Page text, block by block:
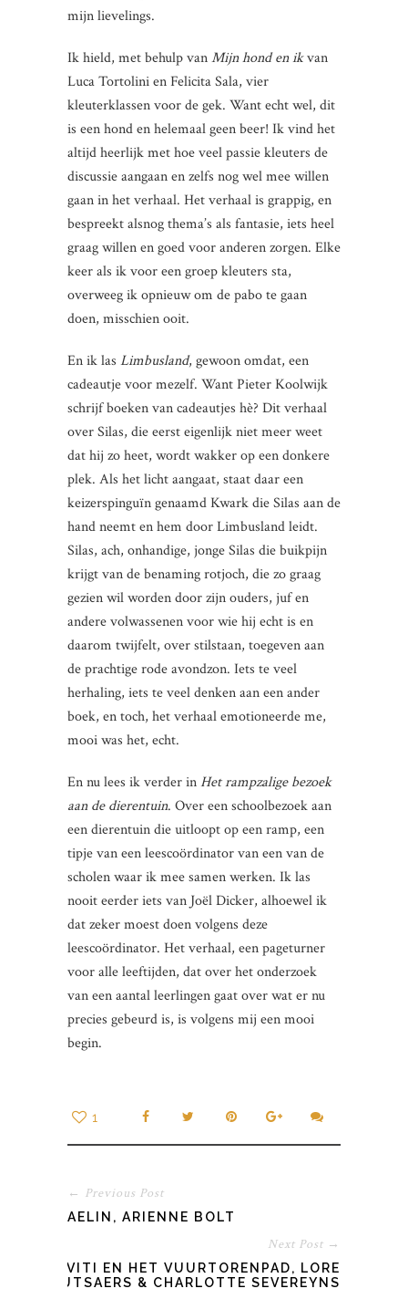
mijn lievelings.
Ik hield, met behulp vanMijn hond en ikvan
Luca Tortolini en Felicita Sala, vier
kleuterklassen voor de gek. Want echt wel, dit
is een hond en helemaal geen beer! Ik vind het
altijd heerlijk met hoe veel passie kleuters de
discussie aangaan en zelfs nog wel mee willen
gaan in het verhaal. Het verhaal is grappig, en
bespreekt alsnog thema’s als fantasie, iets heel
graag willen en goed voor anderen zorgen. Elke
keer als ik voor een groep kleuters sta,
overweeg ik opnieuw om de pabo te gaan
doen, misschien ooit.
En ik las Limbusland, gewoon omdat, een
cadeautje voor mezelf. Want Pieter Koolwijk
schrijf boeken van cadeautjes hè? Dit verhaal
over Silas, die eerst eigenlijk niet meer weet
dat hij zo heet, wordt wakker op een donkere
plek. Als het licht aangaat, staat daar een
keizerspinguïn genaamd Kwark die Silas aan de
hand neemt en hem door Limbusland leidt.
Silas, ach, onhandige, jonge Silas die buikpijn
krijgt van de benaming rotjoch, die zo graag
gezien wil worden door zijn ouders, juf en
andere volwassenen voor wie hij echt is en
daarom twijfelt, over stilstaan, toegeven aan
de prachtige rode avondzon. Iets te veel
herhaling, iets te veel denken aan een ander
boek, en toch, het verhaal emotioneerde me,
mooi was het, echt.
En nu lees ik verder inHet rampzalige bezoek
aan de dierentuin. Over een schoolbezoek aan
een dierentuin die uitloopt op een ramp, een
tipje van een leescoördinator van een van de
scholen waar ik mee samen werken. Ik las
nooit eerder iets van Joël Dicker, alhoewel ik
dat zeker moest doen volgens deze
leescoördinator. Het verhaal, een pageturner
voor alle leeftijden, dat over het onderzoek
van een aantal leerlingen gaat over wat er nu
precies gebeurd is, is volgens mij een mooi
begin.
1
← Previous Post
AELIN, ARIENNE BOLT
Next Post →
VITI EN HET VUURTORENPAD, LORE
MUTSAERS & CHARLOTTE SEVEREYNS